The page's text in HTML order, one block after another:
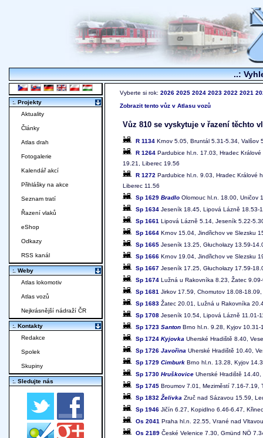
..:
Vyberte si rok: 2026 2025 2024 2023 2022 2021
Zobrazit tento vůz v Atlasu vozů
Vůz 810 se vyskytuje v řazení těchto
R 1134 Krnov 5.05, Bruntál 5.31-5.34, Valšov
R 1264 Pardubice hl.n. 17.03, Hradec
19.21, Liberec 19.56
R 1272 Pardubice hl.n. 9.03, Hradec Králové
Liberec 11.56
Sp 1629 Bradlo Olomouc hl.n. 18.00, Uničov
Sp 1634 Jeseník 18.45, Lipová Lázně 18.53-
Sp 1661 Lipová Lázně 5.14, Jeseník 5.22-
Sp 1664 Krnov 15.04, Jindřichov ve Slezsku
Sp 1665 Jeseník 13.25, Głuchołazy 13.59-
Sp 1666 Krnov 19.04, Jindřichov ve Slezsku
Sp 1667 Jeseník 17.25, Głuchołazy 17.59-
Sp 1674 Lužná u Rakovníka 8.23, Žatec
Sp 1681 Jirkov 17.59, Chomutov 18.08-
Sp 1683 Žatec 20.01, Lužná u Rakovníka
Sp 1708 Jeseník 10.54, Lipová Lázně 11.01-
Sp 1723 Santon Brno hl.n. 9.28, Kyjov 10.31-
Sp 1724 Kyjovka Uherské Hradiště 8.40,
Sp 1726 Javořina Uherské Hradiště 10.40,
Sp 1729 Cimburk Brno hl.n. 13.28, Kyjov
Sp 1730 Hruškovice Uherské Hradiště
Sp 1745 Broumov 7.01, Meziměstí 7.16-7.19,
Sp 1832 Želivka Zruč nad Sázavou 15.59,
Sp 1946 Jičín 6.27, Kopidlno 6.46-6.47,
Os 2041 Praha hl.n. 22.55, Vrané nad
Os 2189 České Velenice 7.30, Gmünd NÖ
:. Projekty
Aktuality
Články
Atlas drah
Fotogalerie
Kalendář akcí
Přihlášky na akce
Seznam tratí
Řazení vlaků
eShop
Odkazy
RSS kanál
:. Weby
Atlas lokomotiv
Atlas vozů
Nejkrásnější nádraží ČR
:. Kontakty
Redakce
Spolek
Skupiny
:. Sledujte nás